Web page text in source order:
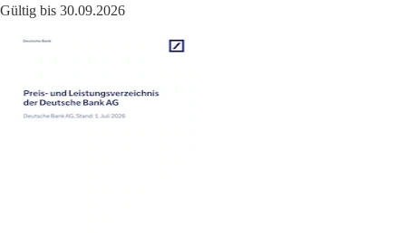
Gültig bis 30.09.2026